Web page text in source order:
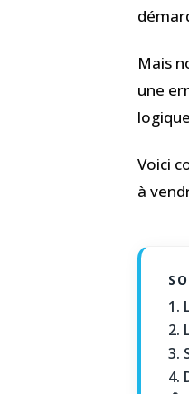
Mais
une
Voici
à
1.
2.
3.
4.